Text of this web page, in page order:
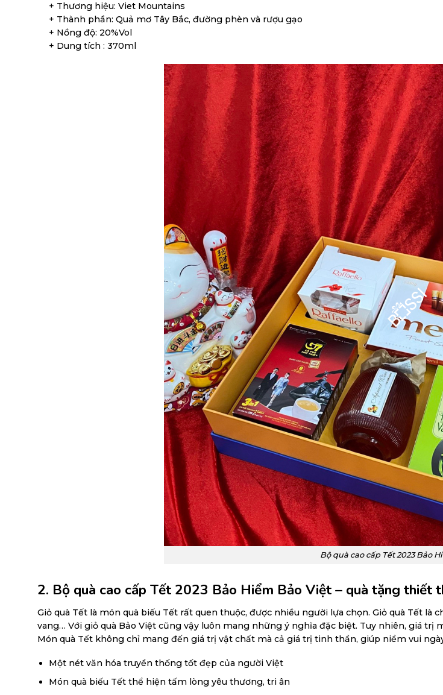
+ Thương hiệu: Viet Mountains
+ Thành phần: Quả mơ Tây Bắc, đường phèn và rượu gạo
+ Nồng độ: 20%Vol
+ Dung tích : 370ml
Bộ quà cao cấp Tết 2023 Bảo
2. Bộ quà cao cấp Tết 2023 Bảo Hiểm Bảo Việt – quà tặng thiết
Giỏ quà Tết là món quà biếu Tết rất quen thuộc, được nhiều người lựa chọn. Giỏ quà Tết
vang… Với giỏ quà Bảo Việt cũng vậy luôn mang những ý nghĩa đặc biệt. Tuy nhiên, giá
Món quà Tết không chỉ mang đến giá trị vật chất mà cả giá trị tinh thần, giúp niềm vui
Một nét văn hóa truyền thống tốt đẹp của người Việt
Món quà biếu Tết thể hiện tấm lòng yêu thương, tri ân